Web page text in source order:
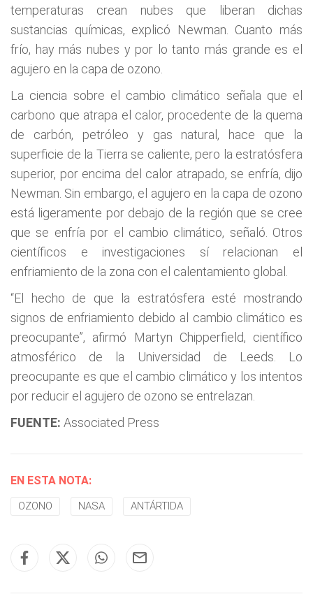
temperaturas crean nubes que liberan dichas
sustancias químicas, explicó Newman. Cuanto más
frío, hay más nubes y por lo tanto más grande es el
agujero en la capa de ozono.
La ciencia sobre el cambio climático señala que el
carbono que atrapa el calor, procedente de la quema
de carbón, petróleo y gas natural, hace que la
superficie de la Tierra se caliente, pero la estratósfera
superior, por encima del calor atrapado, se enfría, dijo
Newman. Sin embargo, el agujero en la capa de ozono
está ligeramente por debajo de la región que se cree
que se enfría por el cambio climático, señaló. Otros
científicos e investigaciones sí relacionan el
enfriamiento de la zona con el calentamiento global.
“El hecho de que la estratósfera esté mostrando
signos de enfriamiento debido al cambio climático es
preocupante”, afirmó Martyn Chipperfield, científico
atmosférico de la Universidad de Leeds. Lo
preocupante es que el cambio climático y los intentos
por reducir el agujero de ozono se entrelazan.
FUENTE: Associated Press
EN ESTA NOTA:
OZONO NASA ANTÁRTIDA